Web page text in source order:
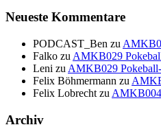
Neueste Kommentare
PODCAST_Ben zu
Falko zu AMKB029
Leni zu AMKB029
Felix Böhmermann zu
Felix Lobrecht zu AMKB004
Archiv